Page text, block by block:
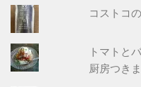
コストコ
トマトと
厨房つき